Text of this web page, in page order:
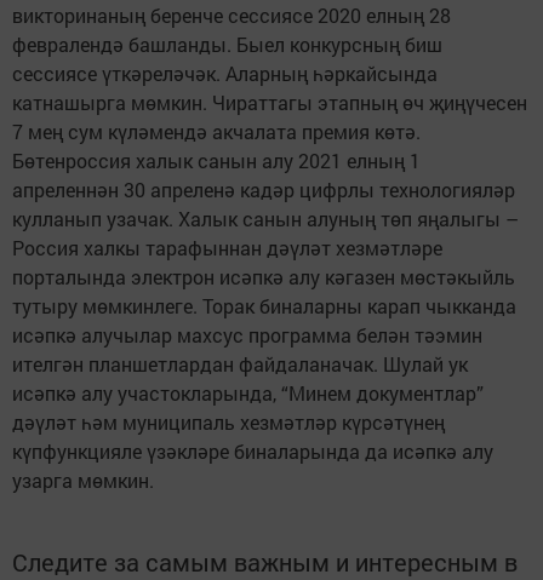
викторинаның беренче сессиясе 2020 елның 28
февралендә башланды. Быел конкурсның биш
сессиясе үткәреләчәк. Аларның һәркайсында
катнашырга мөмкин. Чираттагы этапның өч җиңүчесен
7 мең сум күләмендә акчалата премия көтә.
Бөтенроссия халык санын алу 2021 елның 1
апреленнән 30 апреленә кадәр цифрлы технологияләр
кулланып узачак. Халык санын алуның төп яңалыгы –
Россия халкы тарафыннан дәүләт хезмәтләре
порталында электрон исәпкә алу кәгазен мөстәкыйль
тутыру мөмкинлеге. Торак биналарны карап чыкканда
исәпкә алучылар махсус программа белән тәэмин
ителгән планшетлардан файдаланачак. Шулай ук
исәпкә алу участокларында, “Минем документлар”
дәүләт һәм муниципаль хезмәтләр күрсәтүнең
күпфункцияле үзәкләре биналарында да исәпкә алу
узарга мөмкин.
Следите за самым важным и интересным в